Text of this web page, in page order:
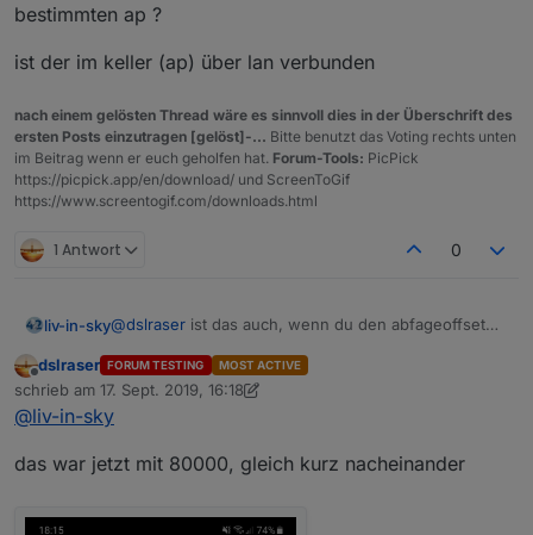
Hier fehlt der AP Keller...
und hier kurz danach sind alle wieder da
bestimmten ap ?
ist der im keller (ap) über lan verbunden
nach einem gelösten Thread wäre es sinnvoll dies in der Überschrift des
ersten Posts einzutragen [gelöst]-... Bitte benutzt das Voting rechts unten
im Beitrag wenn er euch geholfen hat. Forum-Tools: PicPick
https://picpick.app/en/download/ und ScreenToGif
https://www.screentogif.com/downloads.html
1 Antwort 0
liv-in-sky@dslraser ist das auch, wenn du den abfageoffset
jetzt bei 45000
nimm mal 80000 - und probier mal, ob es immer noch
ist
Offline
dslraser FORUM TESTING MOST ACTIVE
schrieb am 17. Sept. 2019, 16:18
zuletzt editiert von dslraser
@liv-in-sky
das war jetzt mit 80000, gleich kurz nacheinander